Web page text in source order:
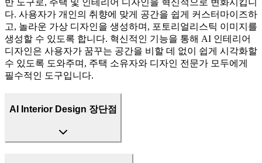
반 도구로, 주택 및 인테리어 디자인을 혁신적으로 변화시킵니
다. 사용자가 개인의 취향에 맞게 공간을 쉽게 커스터마이즈하
고, 놀라운 가상 디자인을 생성하며, 포토리얼리스틱 이미지를
생성할 수 있도록 합니다. 혁신적인 기능을 통해 AI 인테리어
디자인은 사용자가 꿈꾸는 공간을 비할 데 없이 쉽게 시각화할
수 있도록 도와주며, 주택 소유자와 디자인 전문가 모두에게
필수적인 도구입니다.
AI Interior Design 장단점